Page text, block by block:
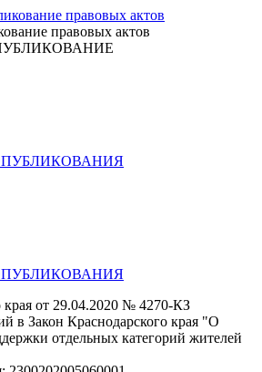
правовых актов
края от 29.04.2020 № 4270-КЗ
в Закон Краснодарского края "О
отдельных категорий жителей